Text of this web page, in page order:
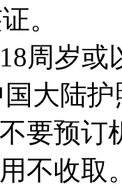
。
周岁
大陆护
要预订
不收取